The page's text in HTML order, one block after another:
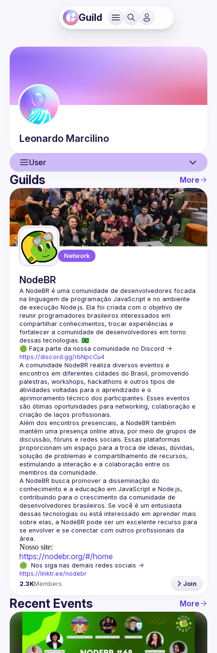
Guild
Leonardo Marcilino
User
User
Events
Guilds
Guilds More
Network
NodeBR
A NodeBR é uma comunidade de desenvolvedores focada
na linguagem de programação JavaScript e no ambiente
de execução Node.js. Ela foi criada com o objetivo de
reunir programadores brasileiros interessados em
compartilhar conhecimentos, trocar experiências e
fortalecer a comunidade de desenvolvedores em torno
🟢 Faça parte da nossa comunidade no Discord ->
https://discord.gg/rbNpcCu4
A comunidade NodeBR realiza diversos eventos e
encontros em diferentes cidades do Brasil, promovendo
palestras, workshops, hackathons e outros tipos de
atividades voltadas para o aprendizado e o
aprimoramento técnico dos participantes. Esses eventos
são ótimas oportunidades para networking, colaboração e
Além dos encontros presenciais, a NodeBR também
mantém uma presença online ativa, por meio de grupos de
discussão, fóruns e redes sociais. Essas plataformas
proporcionam um espaço para a troca de ideias, dúvidas,
solução de problemas e compartilhamento de recursos,
estimulando a interação e a colaboração entre os
A NodeBR busca promover a disseminação do
conhecimento e a educação em JavaScript e Node.js,
contribuindo para o crescimento da comunidade de
desenvolvedores brasileiros. Se você é um entusiasta
dessas tecnologias ou está interessado em aprender mais
sobre elas, a NodeBR pode ser um excelente recurso para
se envolver e se conectar com outros profissionais da
Nosso site:
https://nodebr.org/#/home
https://linktr.ee/nodebr
2.3KMembers Join
Recent Events More